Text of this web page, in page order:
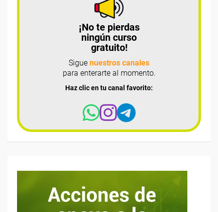
¡No te pierdas
ningún curso
gratuito!
Sigue nuestros canales
para enterarte al momento.
Haz clic en tu canal favorito: